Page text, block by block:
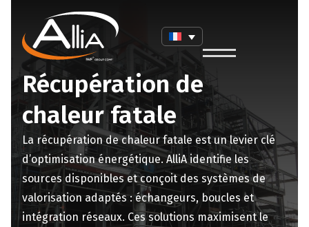
Récupération de
chaleur fatale
La récupération de chaleur fatale est un levier clé
d’optimisation énergétique. AlliA identifie les
sources disponibles et conçoit des systèmes de
valorisation adaptés : échangeurs, boucles et
intégration réseaux. Ces solutions maximisent le